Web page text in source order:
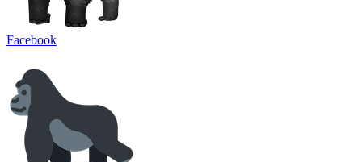
Facebook